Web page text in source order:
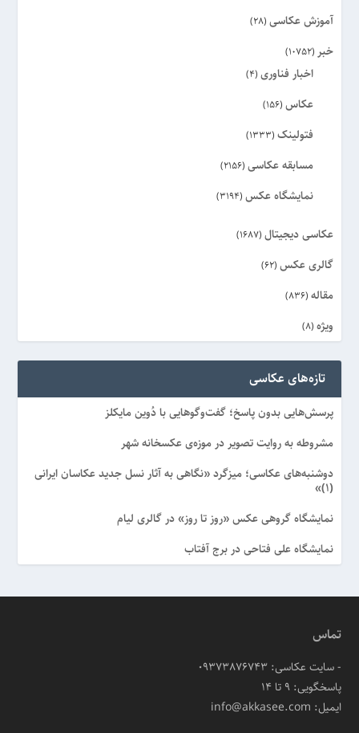
آموزش عکاسی (28)
خبر (10752)
اخبار فناوری (4)
عکاس (156)
فتولینک (1333)
مسابقه عکاسی (2156)
نمایشگاه عکس (3194)
عکاسی دیجیتال (1687)
گالری عکس (62)
مقاله (836)
ویژه (8)
تازه‌های عکاسی
پرسش‌هایی بدون پاسخ؛ گفت‌وگوهایی با دُوین مایکلز
مشروطه به روایت تصویر در موزه‌ی عکسخانه شهر
دوشنبه‌های عکاسی؛ میزگرد «نگاهی به آثار نسل جدید عکاسان ایرانی
(۱)»
نمایشگاه گروهی عکس «روز تا روز» در گالری لیام
نمایشگاه علی فتاحی در برج آفتاب
تماس
- سایت عکاسی: 09373876743
پاسخگویی: ۹ تا ۱۴
ایمیل: info@akkasee.com